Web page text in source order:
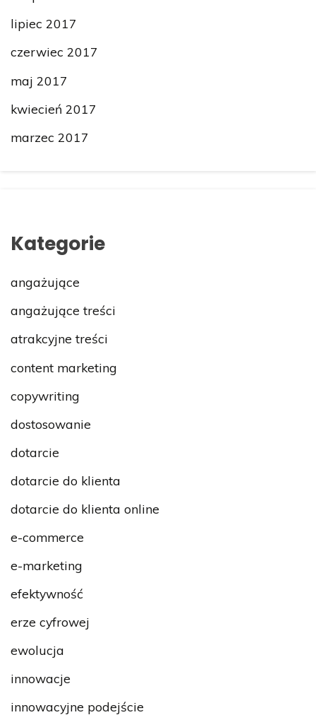
lipiec 2017
czerwiec 2017
maj 2017
kwiecień 2017
marzec 2017
Kategorie
angażujące
angażujące treści
atrakcyjne treści
content marketing
copywriting
dostosowanie
dotarcie
dotarcie do klienta
dotarcie do klienta online
e-commerce
e-marketing
efektywność
erze cyfrowej
ewolucja
innowacje
innowacyjne podejście